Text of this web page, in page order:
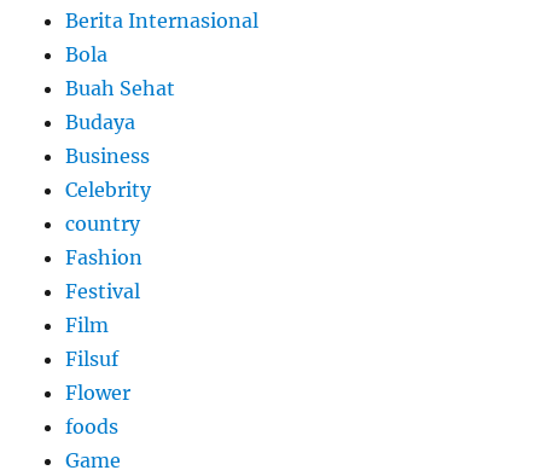
Berita Internasional
Bola
Buah Sehat
Budaya
Business
Celebrity
country
Fashion
Festival
Film
Filsuf
Flower
foods
Game